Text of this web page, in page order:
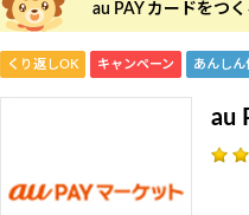
au PAY カードをつ
くり返しOK キャンペーン あんしん
au